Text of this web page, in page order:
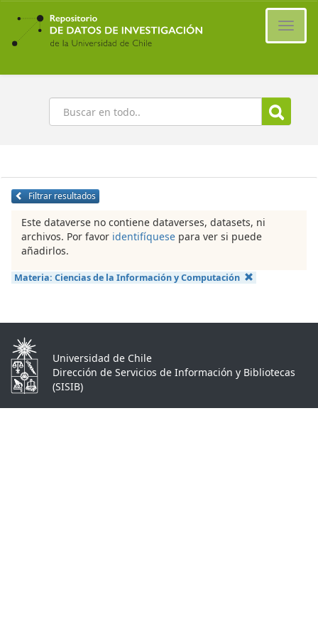
Ir
contenido
principal
Buscar
Filtrar resultados
Este dataverse no contiene dataverses, datasets, ni
archivos. Por favor identifíquese para ver si puede
añadirlos.
Materia: Ciencias de la Información y Computación
Universidad de Chile
Dirección de Servicios de Información y Bibliotecas
(SISIB)